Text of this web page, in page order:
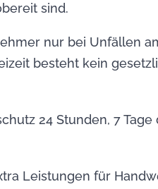
sind.
nur bei Unfällen
besteht kein
24 Stunden, 7 Tage
Leistungen für